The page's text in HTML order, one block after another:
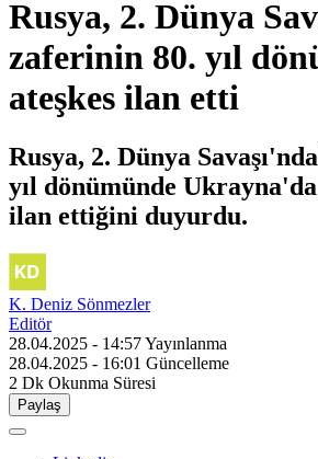
Rusya, 2. Dünya
zaferinin 80. yıl
ateşkes ilan etti
Rusya, 2. Dünya
yıl dönümünde
ilan ettiğini duyurdu.
K. Deniz Sönmezler
Editör
28.04.2025 - 14:57Yayınlanma
28.04.2025 - 16:01 Güncelleme
2 Dk Okunma Süresi
Paylaş